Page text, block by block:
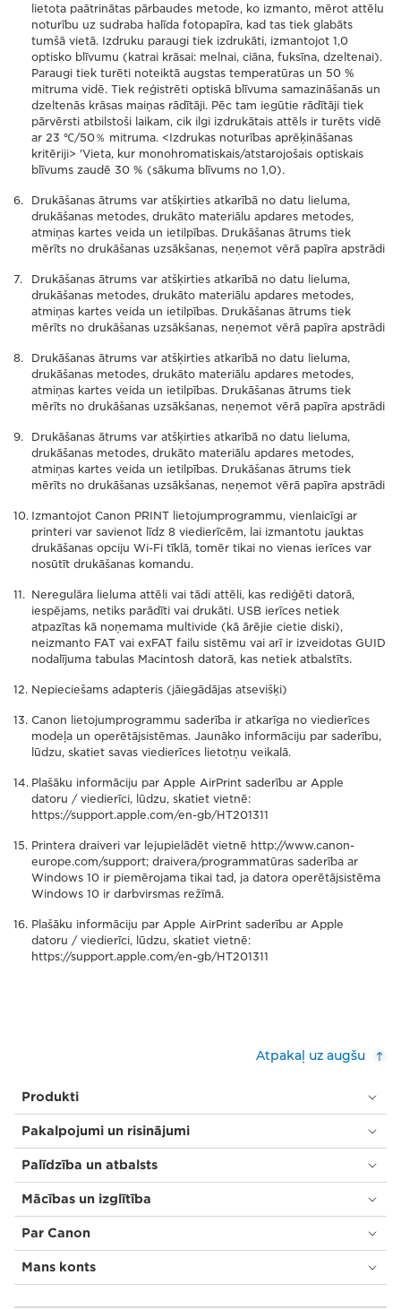
lietota paātrinātas pārbaudes metode, ko izmanto, mērot attēlu
noturību uz sudraba halīda fotopapīra, kad tas tiek glabāts
tumšā vietā. Izdruku paraugi tiek izdrukāti, izmantojot 1,0
optisko blīvumu (katrai krāsai: melnai, ciāna, fuksīna, dzeltenai).
Paraugi tiek turēti noteiktā augstas temperatūras un 50 %
mitruma vidē. Tiek reģistrēti optiskā blīvuma samazināšanās un
dzeltenās krāsas maiņas rādītāji. Pēc tam iegūtie rādītāji tiek
pārvērsti atbilstoši laikam, cik ilgi izdrukātais attēls ir turēts vidē
ar 23 ℃/50％ mitruma. <Izdrukas noturības aprēķināšanas
kritēriji> 'Vieta, kur monohromatiskais/atstarojošais optiskais
blīvums zaudē 30 % (sākuma blīvums no 1,0).
Drukāšanas ātrums var atšķirties atkarībā no datu lieluma,
drukāšanas metodes, drukāto materiālu apdares metodes,
atmiņas kartes veida un ietilpības. Drukāšanas ātrums tiek
mērīts no drukāšanas uzsākšanas, neņemot vērā papīra apstrādi
Drukāšanas ātrums var atšķirties atkarībā no datu lieluma,
drukāšanas metodes, drukāto materiālu apdares metodes,
atmiņas kartes veida un ietilpības. Drukāšanas ātrums tiek
mērīts no drukāšanas uzsākšanas, neņemot vērā papīra apstrādi
Drukāšanas ātrums var atšķirties atkarībā no datu lieluma,
drukāšanas metodes, drukāto materiālu apdares metodes,
atmiņas kartes veida un ietilpības. Drukāšanas ātrums tiek
mērīts no drukāšanas uzsākšanas, neņemot vērā papīra apstrādi
Drukāšanas ātrums var atšķirties atkarībā no datu lieluma,
drukāšanas metodes, drukāto materiālu apdares metodes,
atmiņas kartes veida un ietilpības. Drukāšanas ātrums tiek
mērīts no drukāšanas uzsākšanas, neņemot vērā papīra apstrādi
Izmantojot Canon PRINT lietojumprogrammu, vienlaicīgi ar
printeri var savienot līdz 8 viedierīcēm, lai izmantotu jauktas
drukāšanas opciju Wi-Fi tīklā, tomēr tikai no vienas ierīces var
nosūtīt drukāšanas komandu.
Neregulāra lieluma attēli vai tādi attēli, kas rediģēti datorā,
iespējams, netiks parādīti vai drukāti. USB ierīces netiek
atpazītas kā noņemama multivide (kā ārējie cietie diski),
neizmanto FAT vai exFAT failu sistēmu vai arī ir izveidotas GUID
nodalījuma tabulas Macintosh datorā, kas netiek atbalstīts.
Nepieciešams adapteris (jāiegādājas atsevišķi)
Canon lietojumprogrammu saderība ir atkarīga no viedierīces
modeļa un operētājsistēmas. Jaunāko informāciju par saderību,
lūdzu, skatiet savas viedierīces lietotņu veikalā.
Plašāku informāciju par Apple AirPrint saderību ar Apple
datoru / viedierīci, lūdzu, skatiet vietnē:
https://support.apple.com/en-gb/HT201311
Printera draiveri var lejupielādēt vietnē http://www.canon-
europe.com/support; draivera/programmatūras saderība ar
Windows 10 ir piemērojama tikai tad, ja datora operētājsistēma
Windows 10 ir darbvirsmas režīmā.
Plašāku informāciju par Apple AirPrint saderību ar Apple
datoru / viedierīci, lūdzu, skatiet vietnē:
https://support.apple.com/en-gb/HT201311
Atpakaļ uz augšu
Produkti
Pakalpojumi un risinājumi
Palīdzība un atbalsts
Mācības un izglītība
Par Canon
Mans konts